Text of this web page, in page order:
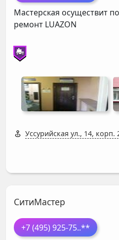
Мастерская осуществит
ремонт LUAZON
Уссурийская ул., 14, корп.
СитиМастер
+7 (495) 925-75..**